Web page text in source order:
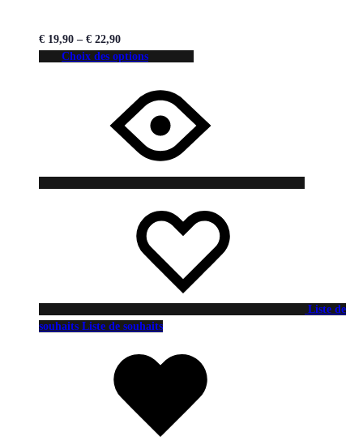
€ 19,90 – € 22,90
Choix des options
Liste de
souhaits Liste de souhaits